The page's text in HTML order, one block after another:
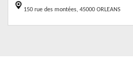
150 rue des montées, 45000 ORLEANS